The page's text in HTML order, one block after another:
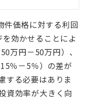
件価格に対する利回
効かせることによ
万円－50万円）、
％－5％）の差が
する必要はありま
資効率が大きく向